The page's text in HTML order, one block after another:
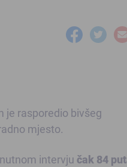
je rasporedio bivšeg
mjesto.
intervju čak 84